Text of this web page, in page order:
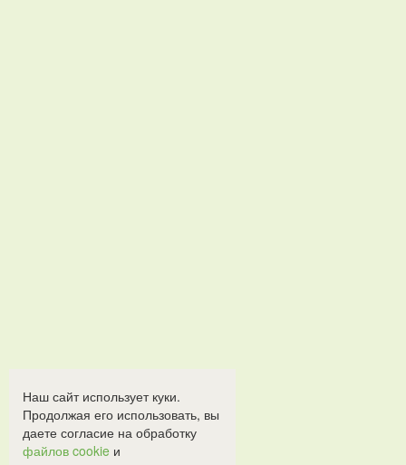
Наш сайт использует куки.
Продолжая его использовать, вы
даете согласие на обработку
файлов cookie и